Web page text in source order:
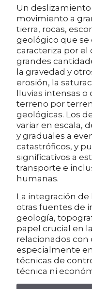
Un
movimiento a
tierra, rocas,
geológico que se
caracteriza por
grandes
la gravedad y
erosión, la
lluvias intensas
terreno por
geológicas. Los
variar en escala,
y graduales a
catastróficos, y
significativos a
transporte e
humanas.
La integración de
otras fuentes de
geología,
papel crucial en
relacionados con
especialmente
técnicas de
técnica ni